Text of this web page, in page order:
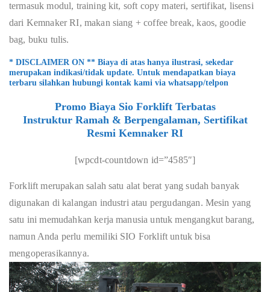
termasuk modul, training kit, soft copy materi, sertifikat, lisensi
dari Kemnaker RI, makan siang + coffee break, kaos, goodie
bag, buku tulis.
* DISCLAIMER ON ** Biaya di atas hanya ilustrasi, sekedar
merupakan indikasi/tidak update. Untuk mendapatkan biaya
terbaru silahkan hubungi kontak kami via whatsapp/telpon
Promo Biaya Sio Forklift Terbatas
Instruktur Ramah & Berpengalaman, Sertifikat
Resmi Kemnaker RI
[wpcdt-countdown id=”4585″]
Forklift merupakan salah satu alat berat yang sudah banyak
digunakan di kalangan industri atau pergudangan. Mesin yang
satu ini memudahkan kerja manusia untuk mengangkut barang,
namun Anda perlu memiliki SIO Forklift untuk bisa
mengoperasikannya.